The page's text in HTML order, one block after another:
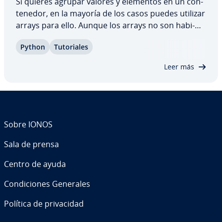
te­ne­dor, en la mayoría de los casos puedes utilizar
arrays para ello. Aunque los arrays no son ha­bi­
este lenguaje de pro­gra­ma­ción: puedes crear
Python Tu­to­ria­les
Leer más
Sobre IONOS
Sala de prensa
Centro de ayuda
Co­n­di­cio­nes Generales
Política de pri­va­ci­dad